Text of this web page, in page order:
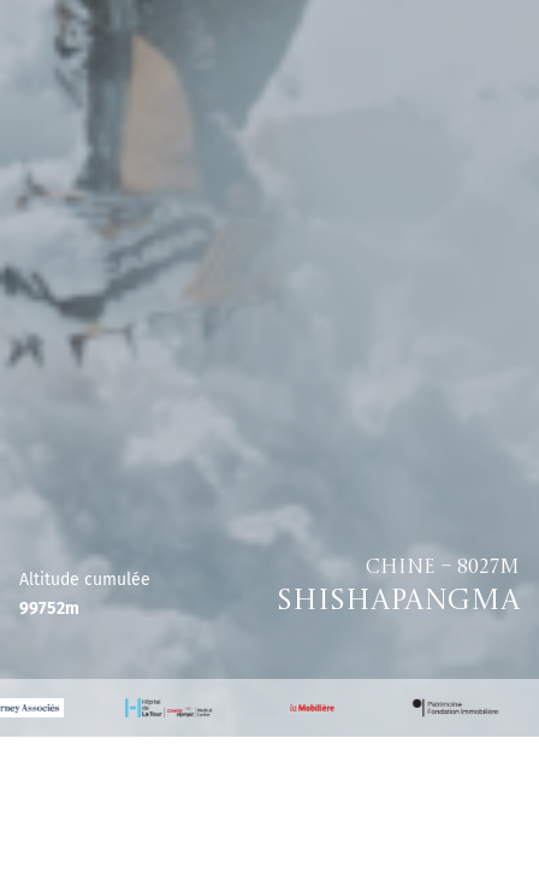
Altitude cumulée
99752m
Chine – 8027m
Shishapangma